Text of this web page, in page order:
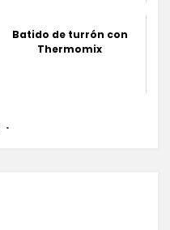
Batido de turrón con
Thermomix